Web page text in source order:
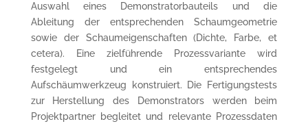
Auswahl eines Demonstratorbauteils und die
Ableitung der entsprechenden Schaumgeometrie
sowie der Schaumeigenschaften (Dichte, Farbe, et
cetera). Eine zielführende Prozessvariante wird
festgelegt und ein entsprechendes
Aufschäumwerkzeug konstruiert. Die Fertigungstests
zur Herstellung des Demonstrators werden beim
Projektpartner begleitet und relevante Prozessdaten